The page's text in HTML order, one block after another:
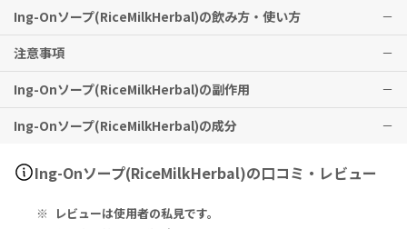
透明感のあるしっとり滑らかな肌へと導きます。
※有用性には個人差がありますことを予めご了承ください。
Ing-Onソープ(RiceMilkHerbal)の飲み方・使い方
顔を含め全身洗いのスキンケアとしてご使用ください。
注意事項
開封後は早めにご使用ください。
肌に異常がある場合や、肌に合わない場合は使用をおやめください。
Ing-Onソープ(RiceMilkHerbal)の副作用
特に副作用は報告されておりませんが、異常を感じた際はただちに使
Ing-Onソープ(RiceMilkHerbal)の成分
Sodium Palm Kernelate, Sodium Palmate, Water(Aqua), Frag
rance(Parfum)Sodium Hydroxide, Oryza Sativa(Rice) Extract,
ocopheryl Acetate, Sodium Benzoate, BHT, Sodium Sulfite,
Ing-Onソープ(RiceMilkHerbal)の口コミ・レビュー
レビューは使用者の私見です。